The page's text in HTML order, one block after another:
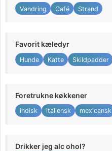
Vandring Café Strand
Favorit kæledyr
Hunde Katte Skildpadder
Foretrukne køkkener
indisk italiensk mexicansk
Drikker jeg alc ohol?